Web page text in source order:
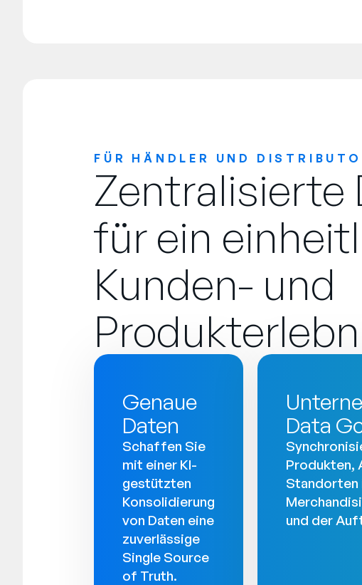
FÜR HÄNDLER UND
Zentralisierte
für ein
Kunden- und
Genaue
Daten
Schaffen Sie
mit einer KI-
gestützten
Konsolidierung
von Daten eine
zuverlässige
Single Source
of Truth.
Data
Produkten,
Standorten
und der